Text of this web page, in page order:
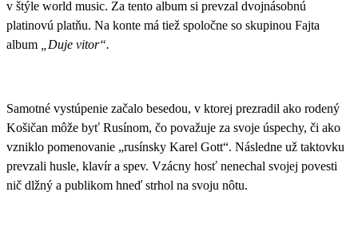
v štýle world music. Za tento album si prevzal dvojnásobnú
platinovú platňu. Na konte má tiež spoločne so skupinou Fajta
album
„Duje vitor“.
Samotné vystúpenie začalo besedou, v ktorej prezradil ako rodený
Košičan môže byť Rusínom, čo považuje za svoje úspechy, či ako
vzniklo pomenovanie „rusínsky Karel Gott“. Následne už taktovku
prevzali husle, klavír a spev. Vzácny hosť nenechal svojej povesti
nič dlžný a publikom hneď strhol na svoju nôtu.